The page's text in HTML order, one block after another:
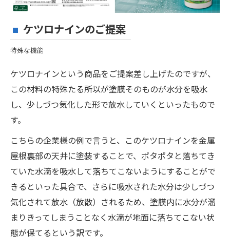
ケツロナインのご提案
特殊な機能
ケツロナインという商品をご提案差し上げたのですが、
この材料の特殊たる所以が塗膜そのものが水分を吸水
し、少しづつ気化した形で放水していくといったもので
す。
こちらの企業様の例で言うと、このケツロナインを金属
屋根裏部の天井に塗装することで、ポタポタと落ちてき
ていた水滴を吸水して落ちてこないようにすることがで
きるといった具合で、さらに吸水された水分は少しづつ
気化されて放水（放散）されるため、塗膜内に水分が溜
まりきってしまうことなく水滴が地面に落ちてこない状
態が保てるという訳です。